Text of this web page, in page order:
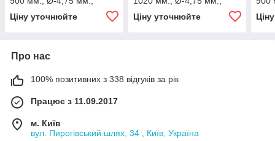
Ціну уточнюйте Ціну уточнюйте
Про нас
100% позитивних з 338 відгуків за рік
Працює з 11.09.2017
м. Київ
вул. Пирогівський шлях, 34 , Київ, Україна